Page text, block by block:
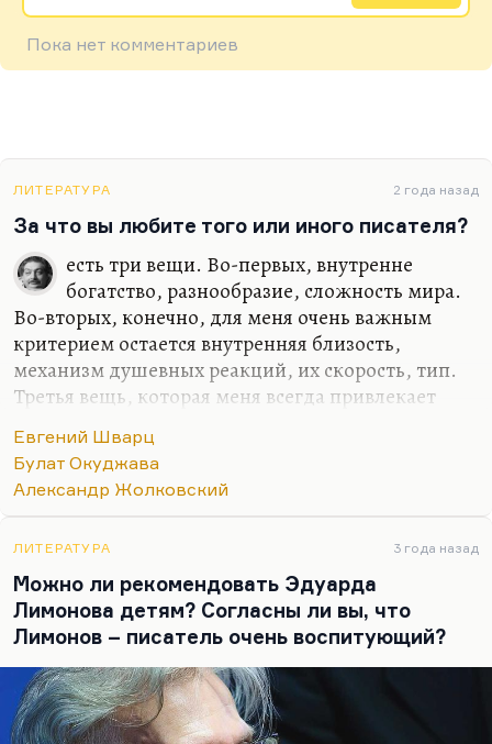
Пока нет комментариев
ЛИТЕРАТУРА 2 года назад
За что вы любите того или иного писателя?
есть три вещи. Во-первых, внутренне
богатство, разнообразие, сложность мира.
Во-вторых, конечно, для меня очень важным
критерием остается внутренняя близость,
механизм душевных реакций, их скорость, тип.
Третья вещь, которая меня всегда привлекает
«синтезом пацифистских и милитаристских
установок». Вот, эту формула, лучше которой про
Окуджаву ничего не сказано. То есть чтобы
существовании, во многом сомневался, чтобы он
был трагической личностью во многом. И при
этом – чтобы он умел свое отстаивать до конца,
как Шварц, который казался и робким, и каким-
то чересчур интеллигентным. И эти вечно
дрожащие руки…
Евгений Шварц
Булат Окуджава
Александр Жолковский
ЛИТЕРАТУРА 3 года назад
Можно ли рекомендовать Эдуарда
Лимонова детям? Согласны ли вы, что
Лимонов – писатель очень воспитующий?